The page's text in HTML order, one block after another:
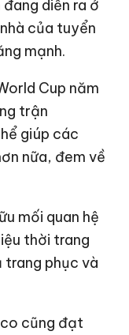
diễn ra ở
của tuyển
mạnh.
Cup năm
trận
giúp các
nữa, đem về
mối quan hệ
thời trang
trang phục và
cũng đạt